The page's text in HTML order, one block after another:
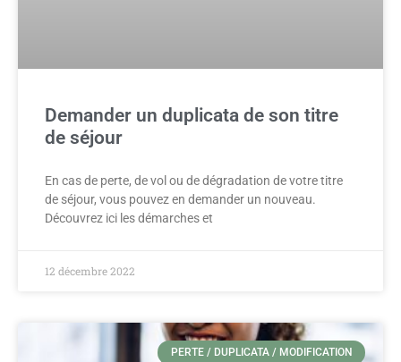
Demander un duplicata de son titre
de séjour
En cas de perte, de vol ou de dégradation de votre titre
de séjour, vous pouvez en demander un nouveau.
Découvrez ici les démarches et
12 décembre 2022
PERTE / DUPLICATA / MODIFICATION